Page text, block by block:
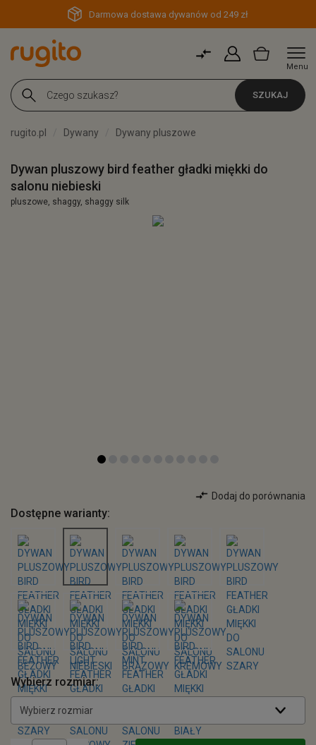
Darmowa dostawa dywanów od 249 zł
Menu
SZUKAJ
rugito.pl Dywany Dywany pluszowe
Dywan pluszowy bird feather gładki miękki do
salonu niebieski
pluszowe, shaggy, shaggy silk
Dodaj do porównania
Dostępne warianty:
Wybierz rozmiar:
Wybierz rozmiar